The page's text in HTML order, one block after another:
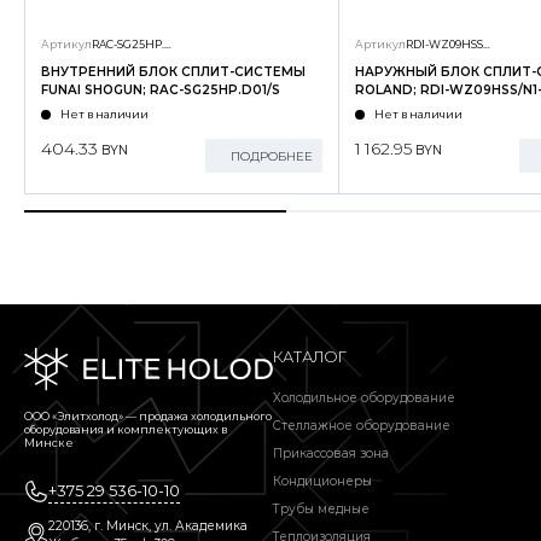
Артикул RAC-SG25HP.D01/S
ВНУТРЕННИЙ БЛОК СПЛИТ-СИСТЕМЫ
FUNAI SHOGUN; RAC-SG25HP.D01/S
Нет в наличии
404.33 BYN ПОДРОБНЕЕ
Артикул RDI-WZ09HSS/N1-OUT
НАРУЖНЫЙ БЛОК
ROLAND; RDI-WZ09HSS/
Нет в наличии
1 162.95 BYN
ООО «Элитхолод» ― продажа холодильного
оборудования и комплектующих в
Минске
+375 29 536-10-10
220136, г. Минск, ул. Академика
КАТАЛОГ
Холодильное оборудование
Стеллажное оборудование
Прикассовая зона
Кондиционеры
Трубы медные
Теплоизоляция